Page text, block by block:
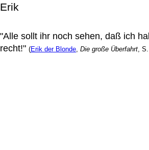
Erik
"Alle sollt ihr noch sehen, daß ich
recht!" (Erik der Blonde, Die große Überfahrt,